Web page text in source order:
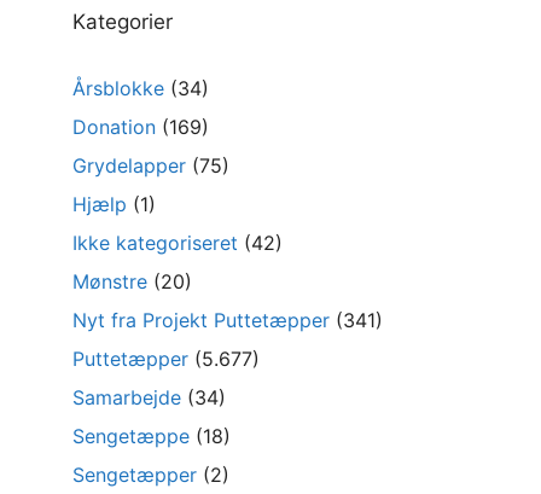
Kategorier
Årsblokke (34)
Donation (169)
Grydelapper (75)
Hjælp (1)
Ikke kategoriseret (42)
Mønstre (20)
Nyt fra Projekt Puttetæpper (341)
Puttetæpper (5.677)
Samarbejde (34)
Sengetæppe (18)
Sengetæpper (2)